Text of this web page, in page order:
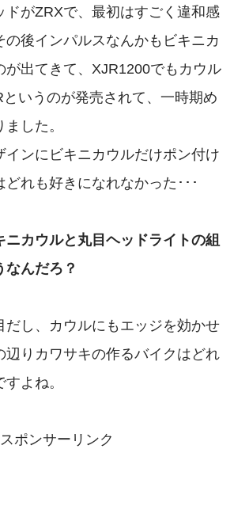
ドがZRXで、最初はすごく違和感
の後インパルスなんかもビキニカ
が出てきて、XJR1200でもカウル
いうのが発売されて、一時期め
した。
インにビキニカウルだけポン付け
どれも好きになれなかった･･･
ニカウルと丸目ヘッドライトの組
なんだろ？
だし、カウルにもエッジを効かせ
辺りカワサキの作るバイクはどれ
よね。
スポンサーリンク